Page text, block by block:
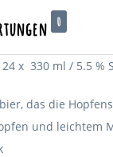
0
x 330 ml / 5.5 %
das die
und leichtem